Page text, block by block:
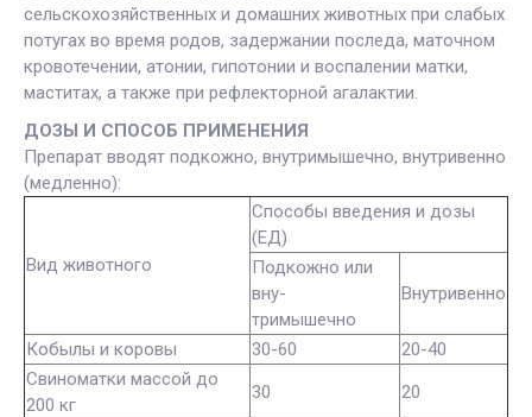
сельскохозяйственных и домашних животных при слабых
потугах во время родов, задержании последа, маточном
кровотечении, атонии, гипотонии и воспалении матки,
маститах, а также при рефлекторной агалактии.
ДОЗЫ И СПОСОБ ПРИМЕНЕНИЯ
Препарат вводят подкожно, внутримышечно, внутривенно
(медленно):
Вид животного
Способы введения и дозы
(ЕД)
Подкожно или
вну-
тримышечно
Внутривенно
Кобылы и коровы 30-60
20-40
Свиноматки массой до
200 кг
30
20